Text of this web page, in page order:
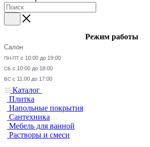
Режим работы
Салон
ПН-ПТ с 10:00 до 19:00
СБ с 10:00 до 18:00
ВС с 11:00 до 17:00
Каталог
Плитка
Напольные покрытия
Сантехника
Мебель для ванной
Растворы и смеси